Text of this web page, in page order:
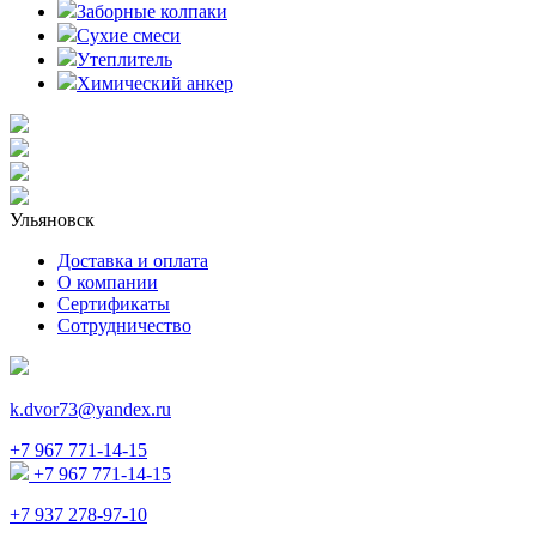
Заборные колпаки
Сухие смеси
Утеплитель
Химический анкер
Ульяновск
Доставка и оплата
О компании
Сертификаты
Сотрудничество
k.dvor73@yandex.ru
+7 967 771-14-15
+7 967 771-14-15
+7 937 278-97-10